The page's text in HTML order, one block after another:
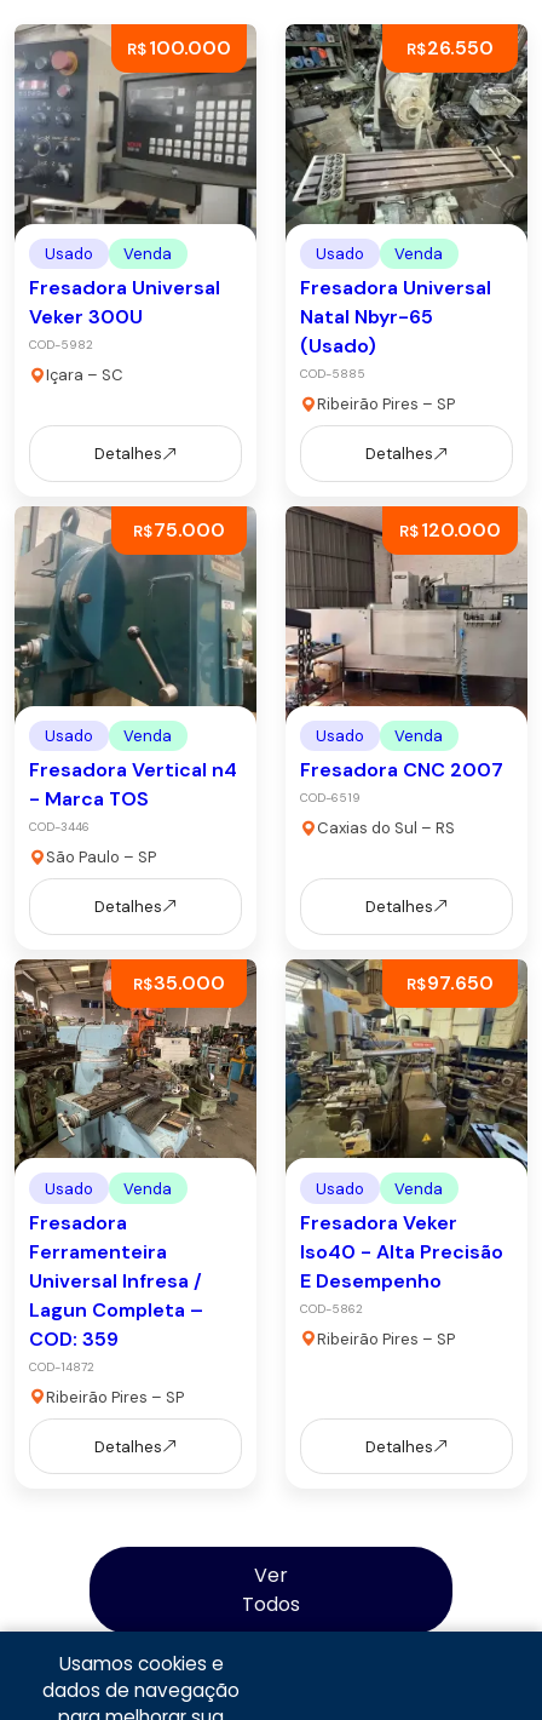
R$100.000
Usado Venda
Fresadora Universal
Veker 300U
COD-5982
Içara – SC
Detalhes
R$26.550
Usado Venda
Fresadora Universal
Natal Nbyr-65
(Usado)
COD-5885
Ribeirão Pires – SP
Detalhes
R$75.000
Usado Venda
Fresadora Vertical n4
- Marca TOS
COD-3446
São Paulo – SP
Detalhes
R$120.000
Usado Venda
Fresadora CNC 2007
COD-6519
Caxias do Sul – RS
Detalhes
R$35.000
Usado Venda
Fresadora
Ferramenteira
Universal Infresa /
Lagun Completa –
COD: 359
COD-14872
Ribeirão Pires – SP
Detalhes
R$97.650
Usado Venda
Fresadora Veker
Iso40 - Alta Precisão
E Desempenho
COD-5862
Ribeirão Pires – SP
Detalhes
Ver
Todos
Usamos cookies e
dados de navegação